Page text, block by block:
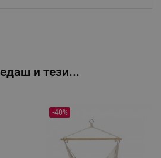
и тези...
-40%